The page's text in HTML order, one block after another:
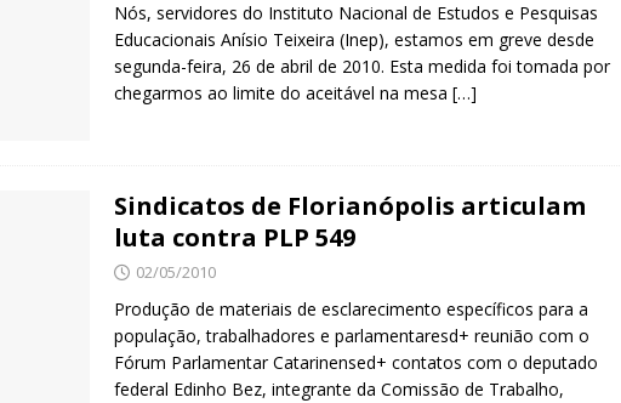
Nós, servidores do Instituto Nacional de Estudos e Pesquisas
Educacionais Anísio Teixeira (Inep), estamos em greve desde
segunda-feira, 26 de abril de 2010. Esta medida foi tomada por
chegarmos ao limite do aceitável na mesa […]
Sindicatos de Florianópolis articulam
luta contra PLP 549
02/05/2010
Produção de materiais de esclarecimento específicos para a
população, trabalhadores e parlamentaresd+ reunião com o
Fórum Parlamentar Catarinensed+ contatos com o deputado
federal Edinho Bez, integrante da Comissão de Trabalho,